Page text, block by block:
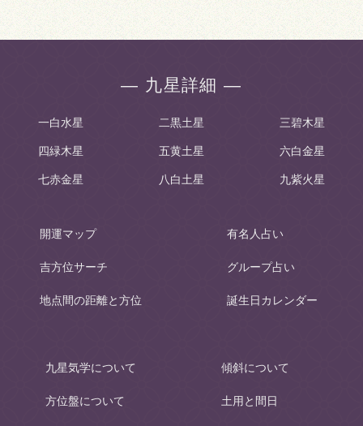
― 九星詳細 ―
一白水星 二黒土星 三碧木星
四緑木星 五黄土星 六白金星
七赤金星 八白土星 九紫火星
開運マップ
吉方位サーチ
地点間の距離と方位
有名人占い
グループ占い
誕生日カレンダー
九星気学について
方位盤について
傾斜について
土用と間日